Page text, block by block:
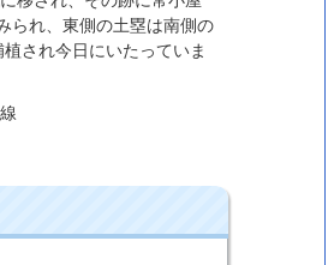
られ、東側の土塁は南側の
され今日にいたっていま